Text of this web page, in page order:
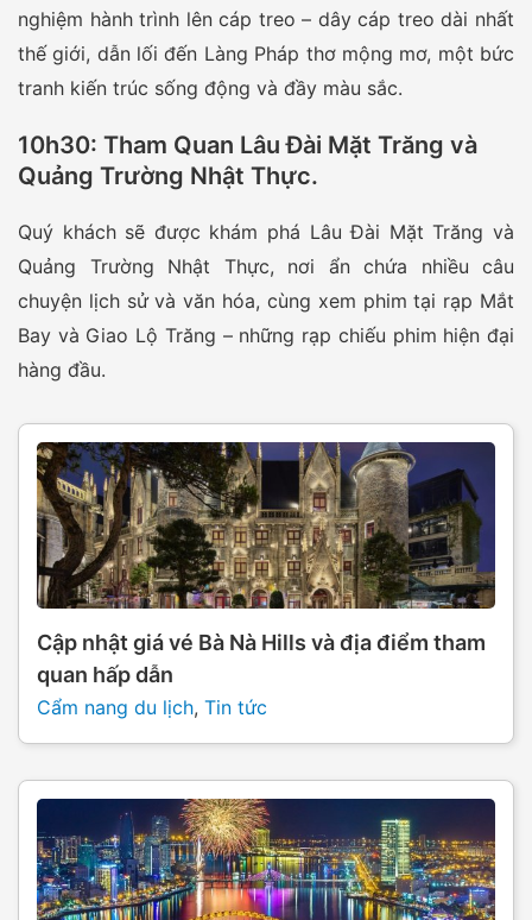
nghiệm hành trình lên cáp treo – dây cáp treo dài nhất
thế giới, dẫn lối đến Làng Pháp thơ mộng mơ, một bức
tranh kiến trúc sống động và đầy màu sắc.
10h30: Tham Quan Lâu Đài Mặt Trăng và
Quảng Trường Nhật Thực.
Quý khách sẽ được khám phá Lâu Đài Mặt Trăng và
Quảng Trường Nhật Thực, nơi ẩn chứa nhiều câu
chuyện lịch sử và văn hóa, cùng xem phim tại rạp Mắt
Bay và Giao Lộ Trăng – những rạp chiếu phim hiện đại
hàng đầu.
Cập nhật giá vé Bà Nà Hills và địa điểm tham
quan hấp dẫn
Cẩm nang du lịch, Tin tức